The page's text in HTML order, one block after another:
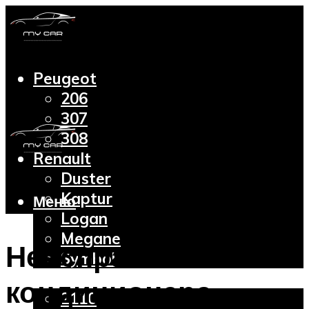
Peugeot
206
307
308
Renault
Duster
Kaptur
Logan
Megane
Symbol
2110
Меню
Неисправности
кондиционера